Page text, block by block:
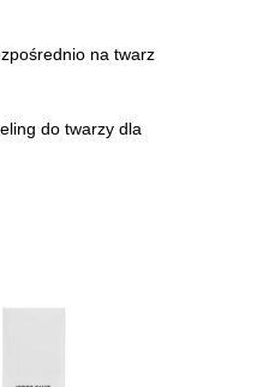
na twarz
do twarzy dla